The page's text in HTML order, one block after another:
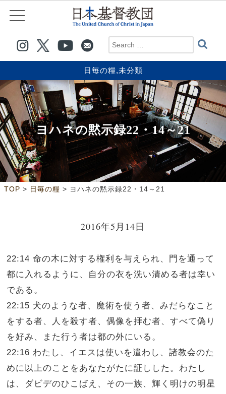
日毎の糧,未分類
ヨハネの黙示録22・14～21
TOP > 日毎の糧 > ヨハネの黙示録22・14～21
2016年5月14日
22:14 命の木に対する権利を与えられ、門を通って
都に入れるように、自分の衣を洗い清める者は幸い
である。
22:15 犬のような者、魔術を使う者、みだらなこと
をする者、人を殺す者、偶像を拝む者、すべて偽り
を好み、また行う者は都の外にいる。
22:16 わたし、イエスは使いを遣わし、諸教会のた
めに以上のことをあなたがたに証しした。わたし
は、ダビデのひこばえ、その一族、輝く明けの明星